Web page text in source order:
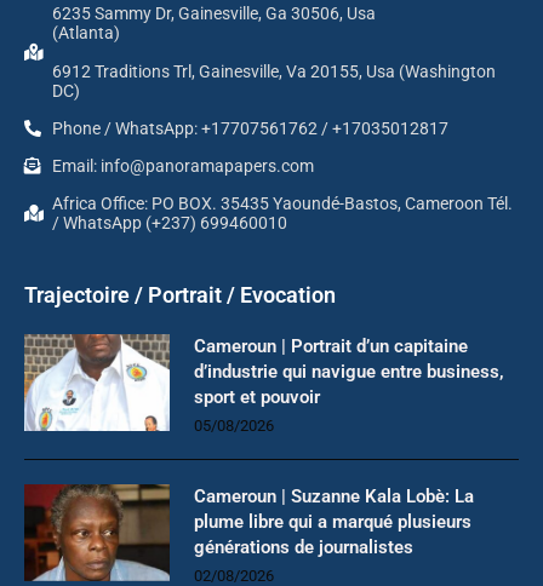
6235 Sammy Dr, Gainesville, Ga 30506, Usa
(Atlanta)
6912 Traditions Trl, Gainesville, Va 20155, Usa (Washington
DC)
Phone / WhatsApp: +17707561762 / +17035012817
Email: info@panoramapapers.com
Africa Office: PO BOX. 35435 Yaoundé-Bastos, Cameroon Tél.
/ WhatsApp (+237) 699460010
Trajectoire / Portrait / Evocation
Cameroun | Portrait d’un capitaine
d’industrie qui navigue entre business,
sport et pouvoir
05/08/2026
Cameroun | Suzanne Kala Lobè: La
plume libre qui a marqué plusieurs
générations de journalistes
02/08/2026